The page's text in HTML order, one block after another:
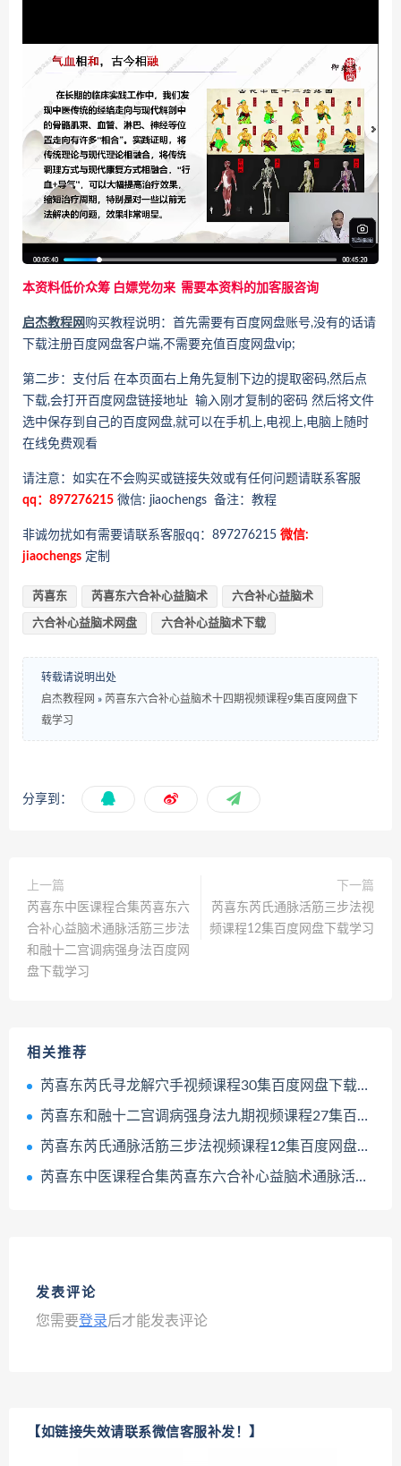
本资料低价众筹 白嫖党勿来 需要本资料的加客服咨询
启杰教程网 购买教程说明：首先需要有百度网盘账号,没有的话请
下载注册百度网盘客户端,不需要充值百度网盘vip;
第二步：支付后 在本页面右上角先复制下边的提取密码,然后点
下载,会打开百度网盘链接地址 输入刚才复制的密码 然后将文件
选中保存到自己的百度网盘,就可以在手机上,电视上,电脑上随时
在线免费观看
请注意：如实在不会购买或链接失效或有任何问题请联系客服
qq：897276215 微信: jiaochengs 备注：教程
非诚勿扰如有需要请联系客服qq：897276215 微信:
jiaochengs 定制
芮喜东 芮喜东六合补心益脑术 六合补心益脑术
六合补心益脑术网盘 六合补心益脑术下载
转载请说明出处
启杰教程网 » 芮喜东六合补心益脑术十四期视频课程9集百度网盘下
载学习
分享到：
上一篇
芮喜东中医课程合集芮喜东六
合补心益脑术通脉活筋三步法
和融十二宫调病强身法百度网
盘下载学习
下一篇
芮喜东芮氏通脉活筋三步法视
频课程12集百度网盘下载学习
相关推荐
芮喜东芮氏寻龙解穴手视频课程30集百度网盘下载学习
芮喜东和融十二宫调病强身法九期视频课程27集百度网盘下载学习
芮喜东芮氏通脉活筋三步法视频课程12集百度网盘下载学习
芮喜东中医课程合集芮喜东六合补心益脑术通脉活筋三步法和融十二宫调病强身法百度网盘下载学习
发表评论
您需要登录后才能发表评论
【如链接失效请联系微信客服补发！】